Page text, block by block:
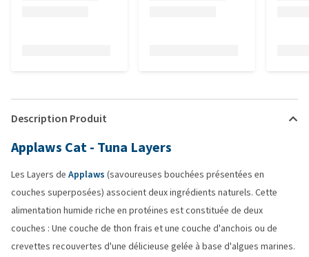
Description Produit
Applaws Cat - Tuna Layers
Les Layers de Applaws (savoureuses bouchées présentées en
couches superposées) associent deux ingrédients naturels. Cette
alimentation humide riche en protéines est constituée de deux
couches : Une couche de thon frais et une couche d'anchois ou de
crevettes recouvertes d'une délicieuse gelée à base d'algues marines.